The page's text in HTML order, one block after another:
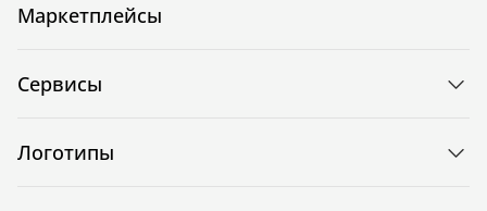
Маркетплейсы
Сервисы
Логотипы